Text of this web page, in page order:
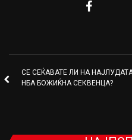
СЕ СЕЌАВАТЕ ЛИ НА
НБА БОЖИЌНА СЕКВЕНЦА?